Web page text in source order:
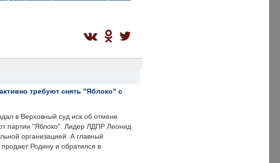
требуют снять "Яблоко" с
в Верховный суд иск об отмене
партии "Яблоко". Лидер ЛДПР Леонид
организацией. А главный
Родину и обратился в